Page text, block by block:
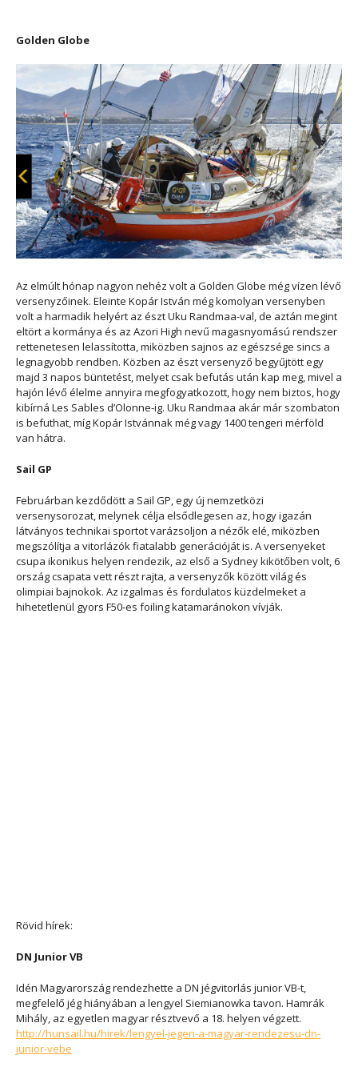
Golden Globe
Az elmúlt hónap nagyon nehéz volt a Golden Globe még vízen lévő
versenyzőinek. Eleinte Kopár István még komolyan versenyben
volt a harmadik helyért az észt Uku Randmaa-val, de aztán megint
eltört a kormánya és az Azori High nevű magasnyomású rendszer
rettenetesen lelassította, miközben sajnos az egészsége sincs a
legnagyobb rendben. Közben az észt versenyző begyűjtött egy
majd 3 napos büntetést, melyet csak befutás után kap meg, mivel a
hajón lévő élelme annyira megfogyatkozott, hogy nem biztos, hogy
kibírná Les Sables d’Olonne-ig. Uku Randmaa akár már szombaton
is befuthat, míg Kopár Istvánnak még vagy 1400 tengeri mérföld
van hátra.
Sail GP
Februárban kezdődött a Sail GP, egy új nemzetközi
versenysorozat, melynek célja elsődlegesen az, hogy igazán
látványos technikai sportot varázsoljon a nézők elé, miközben
megszólítja a vitorlázók fiatalabb generációját is. A versenyeket
csupa ikonikus helyen rendezik, az első a Sydney kikötőben volt, 6
ország csapata vett részt rajta, a versenyzők között világ és
olimpiai bajnokok. Az izgalmas és fordulatos küzdelmeket a
hihetetlenül gyors F50-es foiling katamaránokon vívják.
Rövid hírek:
DN Junior VB
Idén Magyarország rendezhette a DN jégvitorlás junior VB-t,
megfelelő jég hiányában a lengyel Siemianowka tavon. Hamrák
Mihály, az egyetlen magyar résztvevő a 18. helyen végzett.
http://hunsail.hu/hirek/lengyel-jegen-a-magyar-rendezesu-dn-
junior-vebe